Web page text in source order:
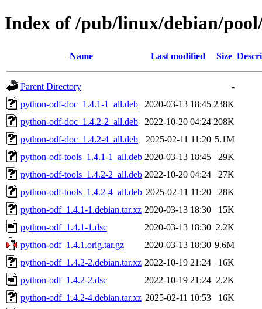
Index of /pub/linux/debian/
Name Last modified Size
Parent Directory
-
python-odf-doc_1.4.1-1_all.deb
2020-03-13 18:45 238K
python-odf-doc_1.4.2-2_all.deb
2022-10-20 04:24 208K
python-odf-doc_1.4.2-4_all.deb
2025-02-11 11:20 5.1M
python-odf-tools_1.4.1-1_all.deb 2020-03-13 18:45
29K
python-odf-tools_1.4.2-2_all.deb 2022-10-20 04:24
27K
python-odf-tools_1.4.2-4_all.deb 2025-02-11 11:20
28K
python-odf_1.4.1-1.debian.tar.xz 2020-03-13 18:30
15K
python-odf_1.4.1-1.dsc
2020-03-13 18:30 2.2K
python-odf_1.4.1.orig.tar.gz
2020-03-13 18:30 9.6M
python-odf_1.4.2-2.debian.tar.xz 2022-10-19 21:24
16K
python-odf_1.4.2-2.dsc
2022-10-19 21:24 2.2K
python-odf_1.4.2-4.debian.tar.xz 2025-02-11 10:53
16K